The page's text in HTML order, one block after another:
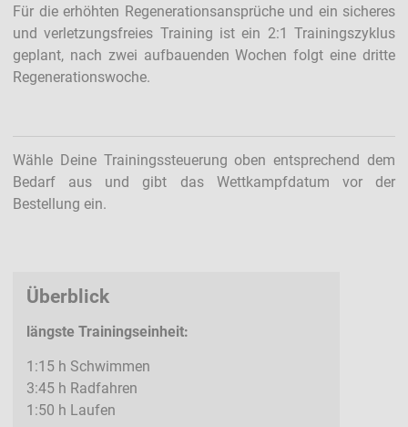
Für die erhöhten Regenerationsansprüche und ein sicheres
und verletzungsfreies Training ist ein 2:1 Trainingszyklus
geplant, nach zwei aufbauenden Wochen folgt eine dritte
Regenerationswoche.
Wähle Deine Trainingssteuerung oben entsprechend dem
Bedarf aus und gibt das Wettkampfdatum vor der
Bestellung ein.
Überblick
längste Trainingseinheit:
1:15 h Schwimmen
3:45 h Radfahren
1:50 h Laufen